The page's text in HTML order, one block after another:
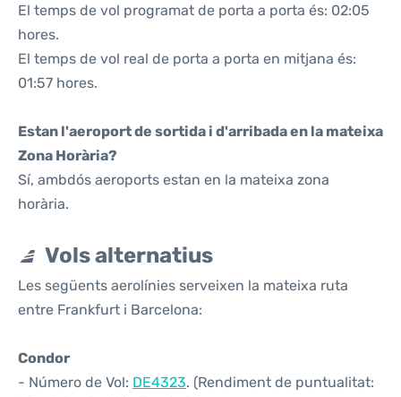
El temps de vol programat de porta a porta és: 02:05
hores.
El temps de vol real de porta a porta en mitjana és:
01:57 hores.
Estan l'aeroport de sortida i d'arribada en la mateixa
Zona Horària?
Sí, ambdós aeroports estan en la mateixa zona
horària.
Vols alternatius
Les següents aerolínies serveixen la mateixa ruta
entre Frankfurt i Barcelona:
Condor
- Número de Vol: DE4323. (Rendiment de puntualitat: